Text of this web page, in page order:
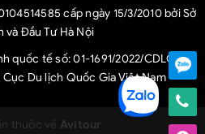
cấp ngày 15/3/2010 bởi Sở
và Đầu Tư Hà Nội
quốc tế số: 01-1691/2022/CDLQG-
Du lịch Quốc Gia Việt Nam
thuộc về Avitour